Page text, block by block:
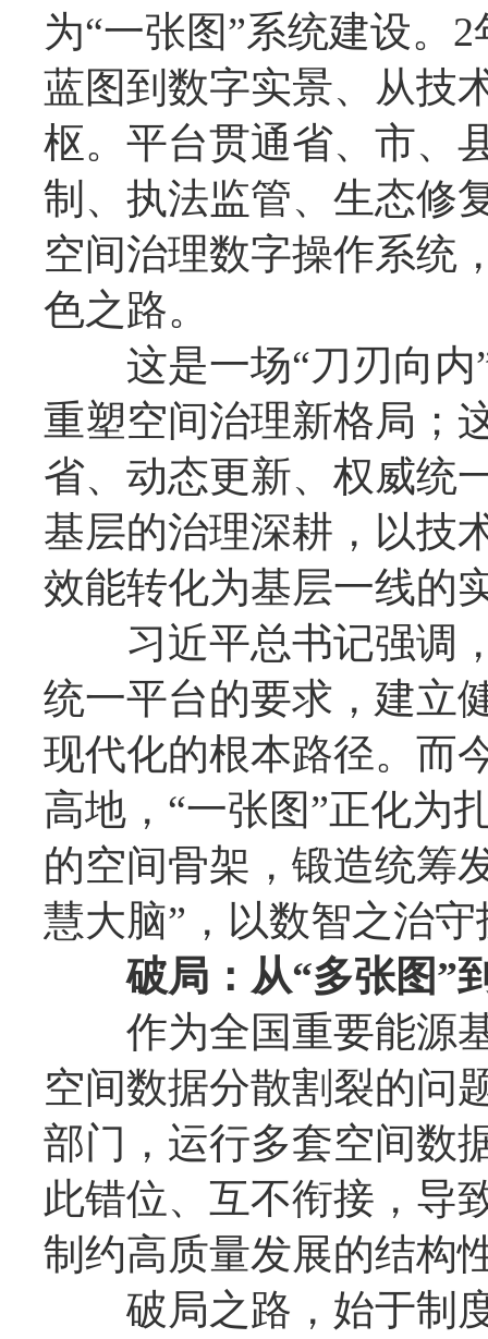
为“一张图”系统建设。
蓝图到数字实景、从技
枢。平台贯通省、市、
制、执法监管、生态修
空间治理数字操作系统
色之路。
这是一场“刀刃向内”
重塑空间治理新格局；
省、动态更新、权威统
基层的治理深耕，以技
效能转化为基层一线的
习近平总书记强调，
统一平台的要求，建立
现代化的根本路径。而
高地，“一张图”正化
的空间骨架，锻造统筹
慧大脑”，以数智之治
破局：从“多张图”
作为全国重要能源基
空间数据分散割裂的问
部门，运行多套空间数
此错位、互不衔接，导
制约高质量发展的结构
破局之路，始于制